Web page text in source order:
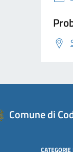
Comune di